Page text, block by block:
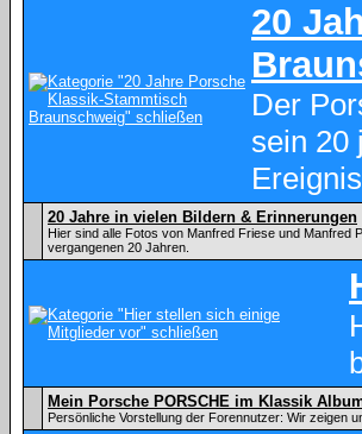
20
Der
sein 20
20 Jahre in vielen Bildern & Erinnerungen
Hier sind alle Fotos von Manfred Friese und Manfred
vergangenen 20 Jahren.
Mein Porsche PORSCHE im Klassik
Persönliche Vorstellung der Forennutzer: Wir zeigen